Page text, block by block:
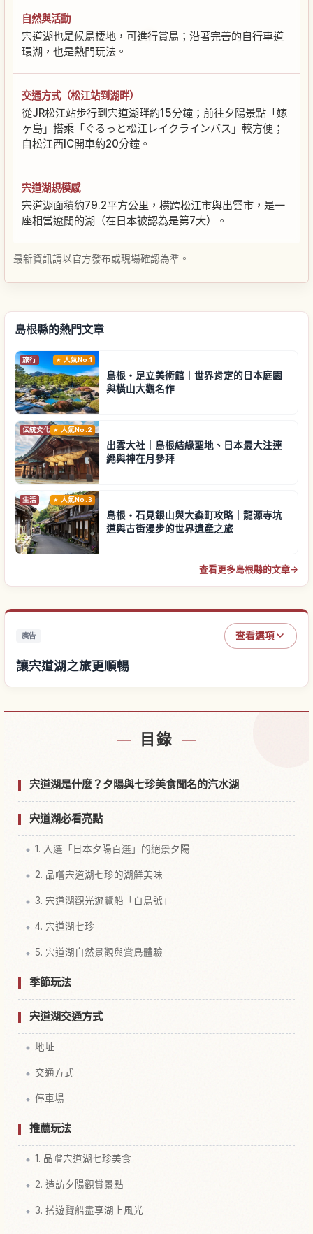
自然與活動
宍道湖也是候鳥棲地，可進行賞鳥；沿著完善的自行車道
環湖，也是熱門玩法。
交通方式（松江站到湖畔）
從JR松江站步行到宍道湖畔約15分鐘；前往夕陽景點「嫁
ヶ島」搭乘「ぐるっと松江レイクラインバス」較方便；
自松江西IC開車約20分鐘。
宍道湖規模感
宍道湖面積約79.2平方公里，橫跨松江市與出雲市，是一
座相當遼闊的湖（在日本被認為是第7大）。
最新資訊請以官方發布或現場確認為準。
島根縣的熱門文章
旅行 人氣No.1
島根・足立美術館｜世界肯定的日本庭園
與橫山大觀名作
伝統文化 人氣No.2
出雲大社｜島根結緣聖地、日本最大注連
繩與神在月參拜
生活 人氣No.3
島根・石見銀山與大森町攻略｜龍源寺坑
道與古街漫步的世界遺產之旅
查看更多島根縣的文章→
廣告 查看選項
讓宍道湖之旅更順暢
目錄
宍道湖是什麼？夕陽與七珍美食聞名的汽水湖
宍道湖必看亮點
1. 入選「日本夕陽百選」的絕景夕陽
2. 品嚐宍道湖七珍的湖鮮美味
3. 宍道湖觀光遊覽船「白鳥號」
4. 宍道湖七珍
5. 宍道湖自然景觀與賞鳥體驗
季節玩法
宍道湖交通方式
地址
交通方式
停車場
推薦玩法
1. 品嚐宍道湖七珍美食
2. 造訪夕陽觀賞景點
3. 搭遊覽船盡享湖上風光